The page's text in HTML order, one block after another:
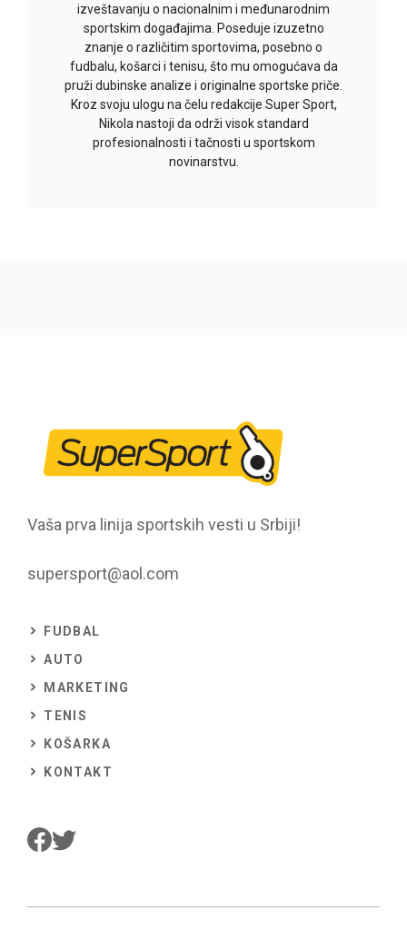
izveštavanju o nacionalnim i međunarodnim
sportskim događajima. Poseduje izuzetno
znanje o različitim sportovima, posebno o
fudbalu, košarci i tenisu, što mu omogućava da
pruži dubinske analize i originalne sportske priče.
Kroz svoju ulogu na čelu redakcije Super Sport,
Nikola nastoji da održi visok standard
profesionalnosti i tačnosti u sportskom
novinarstvu.
Vaša prva linija sportskih vesti u Srbiji!
supersport@aol.com
FUDBAL
AUTO
MARKETING
TENIS
KOŠARKA
KONTAKT